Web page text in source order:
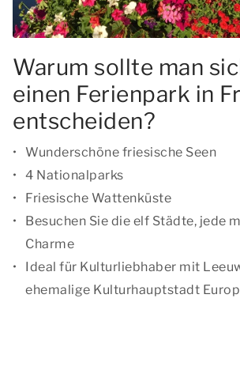
Warum sollte man
einen Ferienpark in
entscheiden?
Wunderschöne friesische Seen
4 Nationalparks
Friesische Wattenküste
Besuchen Sie die elf Städte, jede
Charme
Ideal für Kulturliebhaber mit
ehemalige Kulturhauptstadt